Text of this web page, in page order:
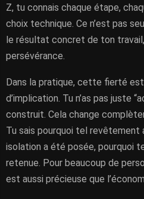
Z, tu connais chaque étape,
choix technique. Ce n’est pas
le résultat concret de ton
persévérance.
Dans la pratique, cette fierté
d’implication. Tu n’as pas juste
construit. Cela change
Tu sais pourquoi tel revêtement
isolation a été posée, pourquoi
retenue. Pour beaucoup de
est aussi précieuse que